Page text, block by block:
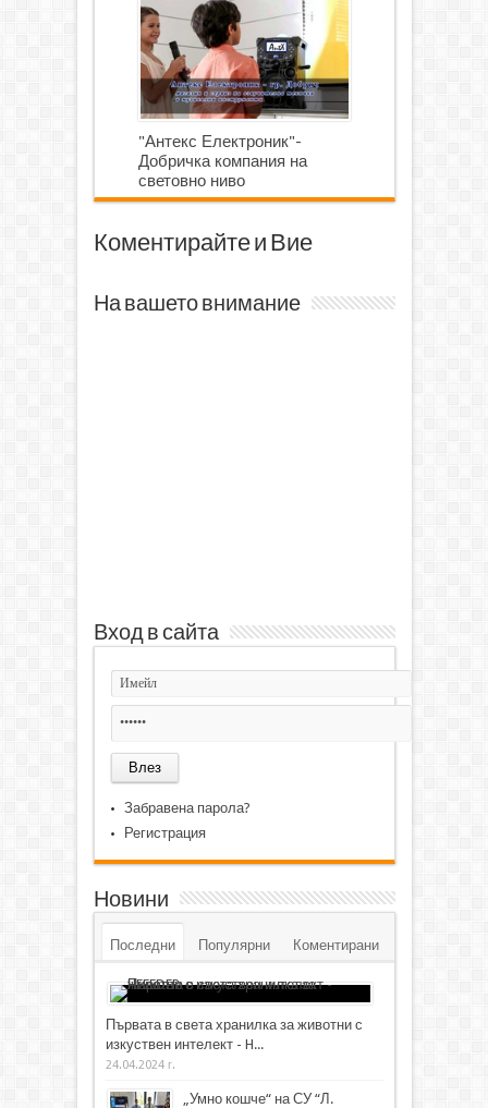
"Антекс Електроник"-
Добричка компания на
световно ниво
Коментирайте и Вие
На вашето внимание
Вход в сайта
Забравена парола?
Регистрация
Новини
Последни Популярни Коментирани
Първата в света хранилка за животни с
изкуствен интелект - H...
24.04.2024 г.
„Умно кошче“ на СУ “Л.